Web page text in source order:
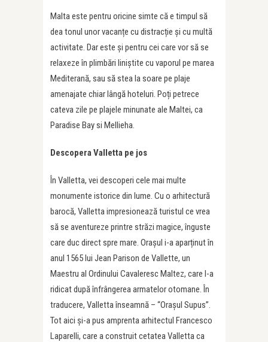
Malta este pentru oricine simte că e timpul să
dea tonul unor vacanțe cu distracție și cu multă
activitate. Dar este și pentru cei care vor să se
relaxeze în plimbări liniștite cu vaporul pe marea
Mediterană, sau să stea la soare pe plaje
amenajate chiar lângă hoteluri. Poți petrece
cateva zile pe plajele minunate ale Maltei, ca
Paradise Bay si Mellieha.
Descopera Valletta pe jos
În Valletta, vei descoperi cele mai multe
monumente istorice din lume. Cu o arhitectură
barocă, Valletta impresionează turistul ce vrea
să se aventureze printre străzi magice, înguste
care duc direct spre mare. Orașul i-a aparținut în
anul 1565 lui Jean Parison de Vallette, un
Maestru al Ordinului Cavaleresc Maltez, care l-a
ridicat după înfrângerea armatelor otomane. În
traducere, Valletta înseamnă – “Orașul Supus”.
Tot aici și-a pus amprenta arhitectul Francesco
Laparelli, care a construit cetatea Valletta ca